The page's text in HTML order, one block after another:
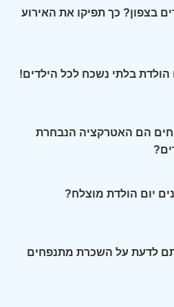
בצפון? כך תפיקו את האירוע
הולדת בלתי נשכח לכל הילדים!
הם האטרקציה הנבחרת
יום הולדת מוצלח?
לדעת על השכרת מתנפחים